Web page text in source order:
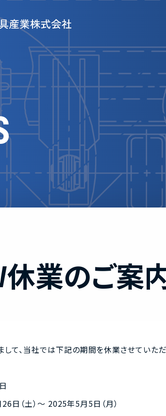
み
休業のご案
して、当社では下記の期間を休業させていただ
日（土）～ 2025年5月5日（月）